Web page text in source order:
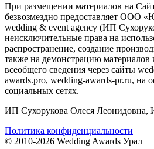
При размещении материалов на
безвозмездно предоставляет ООО
wedding & event agency (ИП
неисключительные права на
распространение, создание
также на демонстрацию материалов
всеобщего сведения через сайты
awards.pro, wedding-awards-pr.ru, на
социальных сетях.
ИП Сухорукова Олеся Леонидовна,
Политика конфиденциальности
© 2010-2026 Wedding Awards Урал